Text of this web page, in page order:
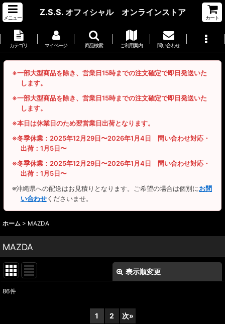
メニュー
Z.S.S. オフィシャル オンラインストア
カート
カテゴリ マイページ 商品検索 ご利用案内 問い合わせ
※一部大型商品を除き、営業日15時までの注文確定で即日発送いた
します。
※一部大型商品を除き、営業日15時までの注文確定で即日発送いた
します。
※本日は休業日のため翌営業日出荷となります。
※冬季休業：2025年12月29日〜2026年1月4日 問い合わせ対応・
出荷：1月5日〜
※冬季休業：2025年12月29日〜2026年1月4日 問い合わせ対応・
出荷：1月5日〜
※沖縄県への配送はお見積りとなります。ご希望の場合は個別にお問
い合わせくださいませ。
ホーム > MAZDA
MAZDA
表示順変更
86件
1 2 次»